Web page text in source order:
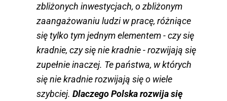
zbliżonych inwestycjach, o zbliżonym
zaangażowaniu ludzi w pracę, różniące
się tylko tym jednym elementem - czy się
kradnie, czy się nie kradnie - rozwijają się
zupełnie inaczej. Te państwa, w których
się nie kradnie rozwijają się o wiele
szybciej. Dlaczego Polska rozwija się